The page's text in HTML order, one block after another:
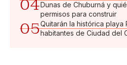
04Dunas de Chuburná y
permisos para construir
05Quitarán la histórica playa
habitantes de Ciudad del